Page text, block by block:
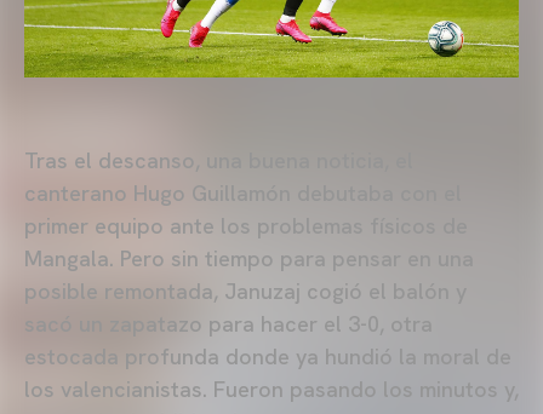
Tras el descanso, una buena noticia, el
canterano Hugo Guillamón debutaba con el
primer equipo ante los problemas físicos de
Mangala. Pero sin tiempo para pensar en una
posible remontada, Januzaj cogió el balón y
sacó un zapatazo para hacer el 3-0, otra
estocada profunda donde ya hundió la moral de
los valencianistas. Fueron pasando los minutos y,